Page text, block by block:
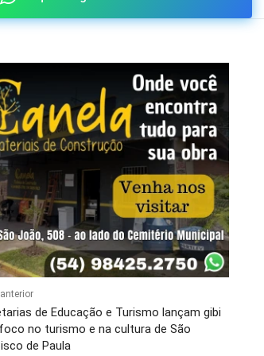
de Educação e Turismo lançam gibi
no turismo e na cultura de São
de Paula